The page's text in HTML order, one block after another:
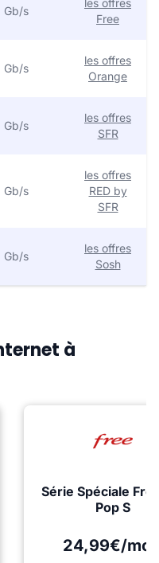
Gb/s
les offres
Free
Gb/s
les offres
Orange
Gb/s
les offres
SFR
Gb/s
les offres
RED by
SFR
Gb/s
les offres
Sosh
à
Série Spéciale
Pop S
24,99€/